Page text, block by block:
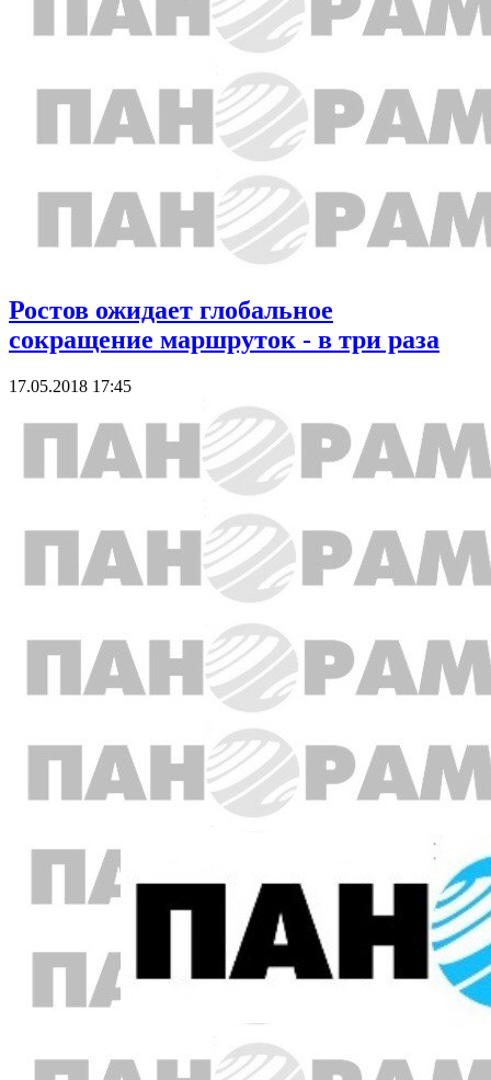
Ростов ожидает глобальное
сокращение маршруток - в три раза
17.05.2018 17:45